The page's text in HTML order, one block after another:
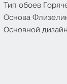
Тип обоев
Основа
Основной